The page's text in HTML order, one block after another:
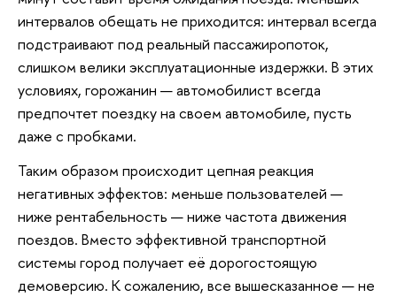
интервалов обещать не приходится: интервал всегда
подстраивают под реальный пассажиропоток,
слишком велики эксплуатационные издержки. В этих
условиях, горожанин — автомобилист всегда
предпочтет поездку на своем автомобиле, пусть
даже с пробками.
Таким образом происходит цепная реакция
негативных эффектов: меньше пользователей —
ниже рентабельность — ниже частота движения
поездов. Вместо эффективной транспортной
системы город получает её дорогостоящую
демоверсию. К сожалению, все вышесказанное — не